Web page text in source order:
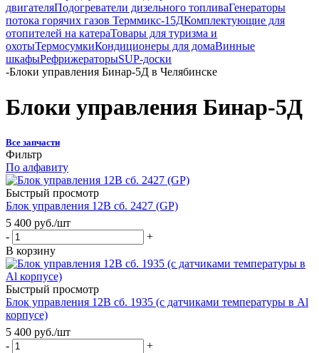
двигателяПодогреватели дизельного топливаГенераторы
потока горячих газов Терммикс-15ДКомплектующие для
отопителей на катераТовары для туризма и
охотыТермосумкиКондиционеры для домаВинные
шкафыРефрижераторыSUP-доски
-Блоки управления Бинар-5Д в Челябинске
Блоки управления Бинар-5Д
Все запчасти
Фильтр
По алфавиту
Быстрый просмотр
Блок управления 12В сб. 2427 (GP)
5 400 руб./шт
-
+
В корзину
Быстрый просмотр
Блок управления 12В сб. 1935 (с датчиками температуры в Al
корпусе)
5 400 руб./шт
-
+